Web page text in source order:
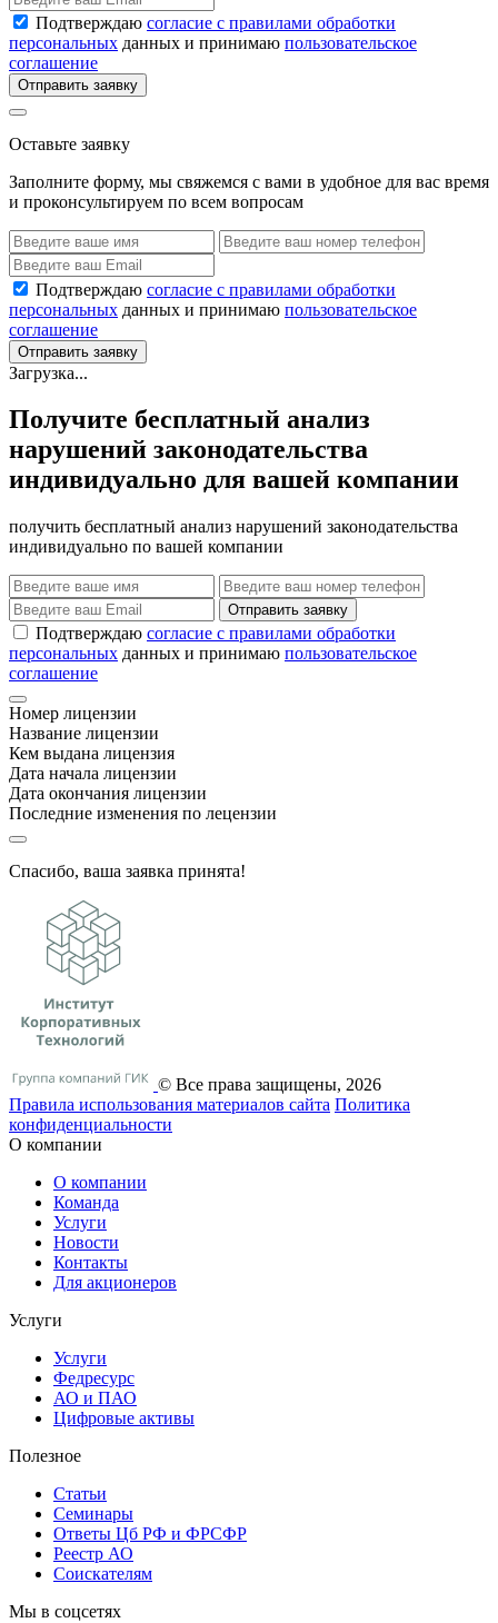
Подтверждаю согласие с правилами обработки
персональных данных и принимаю пользовательское
соглашение
Отправить заявку
Оставьте заявку
Заполните форму, мы свяжемся с вами в удобное для вас время
и проконсультируем по всем вопросам
Подтверждаю согласие с правилами обработки
персональных данных и принимаю пользовательское
соглашение
Отправить заявку
Загрузка...
Получите бесплатный анализ
нарушений законодательства
индивидуально для вашей компании
получить бесплатный анализ нарушений законодательства
индивидуально по вашей компании
Отправить заявку
Подтверждаю согласие с правилами обработки
персональных данных и принимаю пользовательское
соглашение
Номер лицензии
Название лицензии
Кем выдана лицензия
Дата начала лицензии
Дата окончания лицензии
Последние изменения по лецензии
Спасибо, ваша заявка принята!
© Все права защищены, 2026
Правила использования материалов сайта Политика
конфиденциальности
О компании
О компании
Команда
Услуги
Новости
Контакты
Для акционеров
Услуги
Услуги
Федресурс
АО и ПАО
Цифровые активы
Полезное
Статьи
Cеминары
Ответы Цб РФ и ФРСФР
Реестр АО
Соискателям
Мы в соцсетях